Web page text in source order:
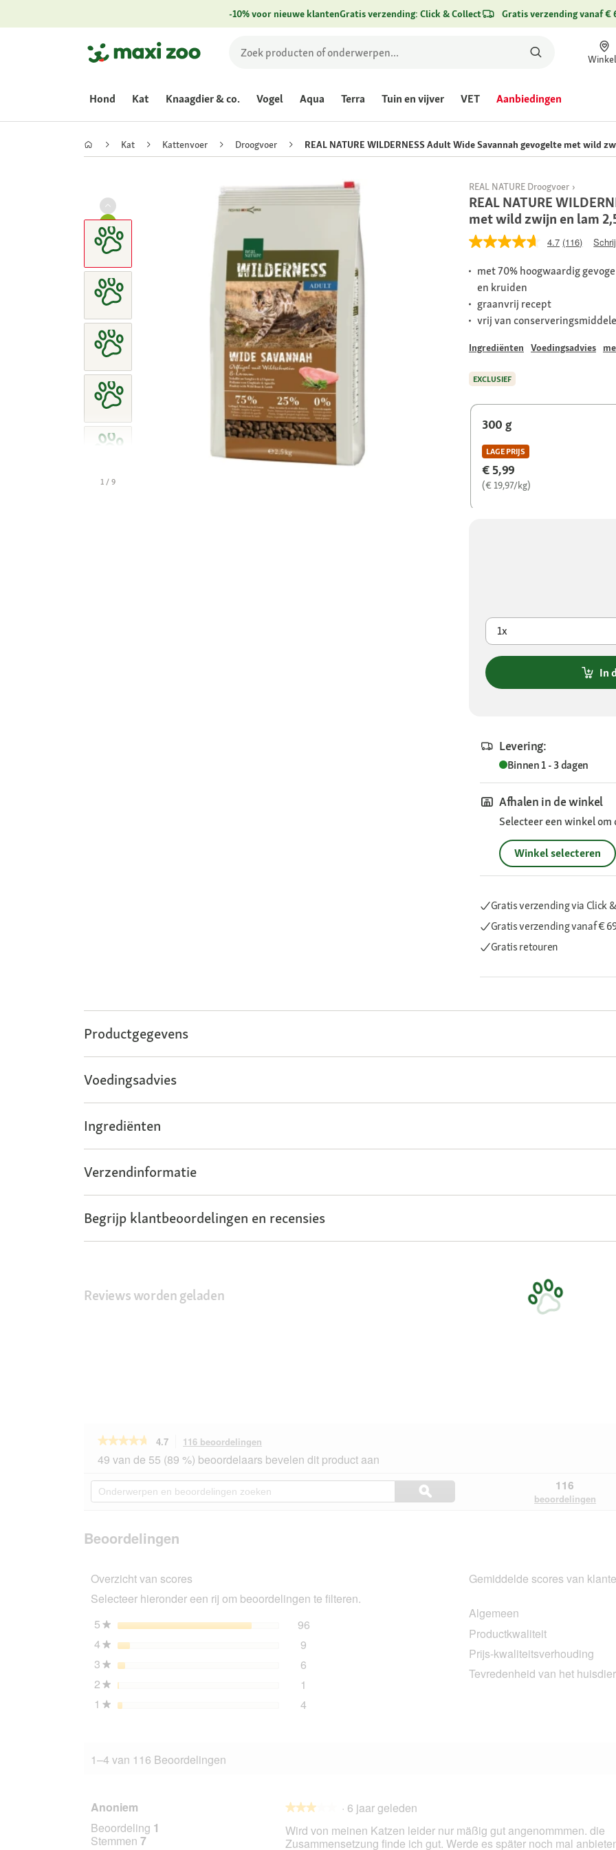
-10% voor nieuwe klantenGratis verzending: Click & Collect Gratis verzending vanaf €
Hond Kat Knaagdier & co. Vogel Aqua Terra Tuin en vijver VET Aanbiedingen
Kat Kattenvoer Droogvoer REAL NATURE WILDERNESS Adult Wide Savannah gevogelte met wild
1 / 9
REAL NATURE Droogvoer
REAL NATURE
met wild zwijn en lam
4.7 (116)
met 70% hoogwaardig
en kruiden
graanvrij recept
vrij van
Ingrediënten Voedingsadvies
EXCLUSIEF
300 g
LAGE PRIJS
€ 5,99
(€ 19,97/kg)
1x
In
Levering:
Binnen 1 - 3 dagen
Afhalen in de winkel
Selecteer een winkel
Winkel selecteren
Gratis verzending via Click
Gratis verzendingvanaf €
Gratis retouren
Productgegevens
Voedingsadvies
Ingrediënten
Verzendinformatie
Begrijp klantbeoordelingen en recensies
Reviews worden geladen
★★★★★
★★★★★
van
sterren.
REAL
Adult
Savannah
wild
lam
4.7 116 beoordelingen
deze
actie
navigeert
u
49 van de 55 (89 %) beoordelaars bevelen dit product aan
Onderwerpen
en
Onderwerpen
ϙZoeken
116
beoordelingen
Beoordelingen
Overzicht van scores
Selecteer hieronder een rij om beoordelingen te filteren.
5★ sterren 96 Selecteer om beoordelingen te filteren met 5 sterren.
4★ sterren 9 Selecteer om beoordelingen te filteren met 4 sterren.
3★ sterren 6 Selecteer om beoordelingen te filteren met 3 sterren.
2★ sterren 1
1★ sterren 4
Gemiddelde scores van
Algemeen
Productkwaliteit
Prijs-kwaliteitsverhouding
Tevredenheid van het huisdier
1–4 van 116 Beoordelingen
Anoniem
Beoordeling 1
Stemmen 7
★★★★★
★★★★★
van
5
· 6 jaar geleden
Wird von meinen Katzen leider nur mäßig gut angenommmen. die
Zusammensetzung finde ich gut. Werde es später noch mal